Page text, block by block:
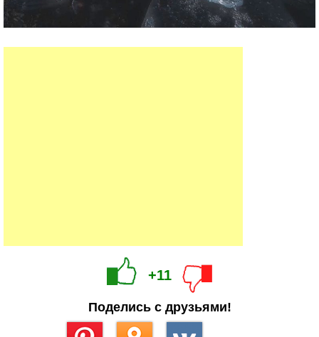
+11
Поделись с друзьями!